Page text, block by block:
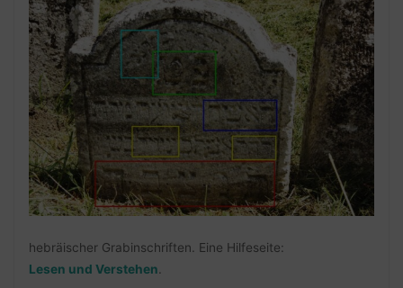
hebräischer Grabinschriften. Eine Hilfeseite:
Lesen und Verstehen